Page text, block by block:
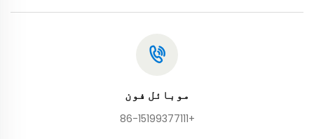
موبائل فون
+86-15199377111